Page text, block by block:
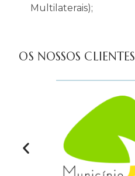
Multilaterais);
OS NOSSOS CLIENTES